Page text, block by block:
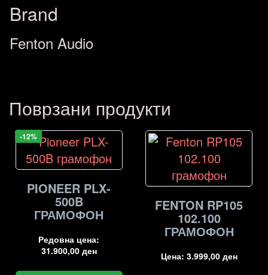
Brand
Fenton Audio
Поврзани продукти
-12%
PIONEER PLX-
500B
ГРАМОФОН
Редовна цена:
31.900,00 ден
FENTON RP105
102.100
ГРАМОФОН
Цена: 3.999,00 ден